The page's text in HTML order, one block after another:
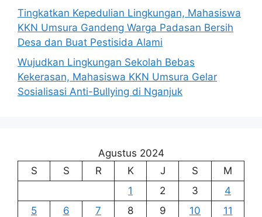
Tingkatkan Kepedulian Lingkungan, Mahasiswa
KKN Umsura Gandeng Warga Padasan Bersih
Desa dan Buat Pestisida Alami
Wujudkan Lingkungan Sekolah Bebas
Kekerasan, Mahasiswa KKN Umsura Gelar
Sosialisasi Anti-Bullying di Nganjuk
Agustus 2024
S
S R K J S
M
1
2 3
4
5
6 7 8 9 10
11